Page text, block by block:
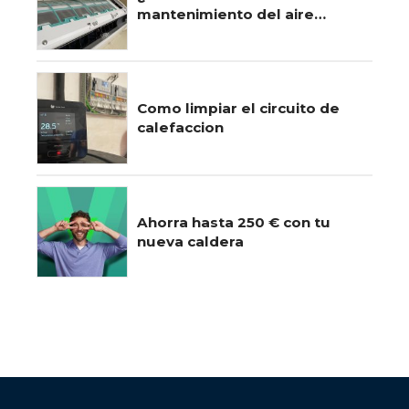
mantenimiento del aire
Como limpiar el circuito de
calefaccion
Ahorra hasta 250 € con tu
nueva caldera